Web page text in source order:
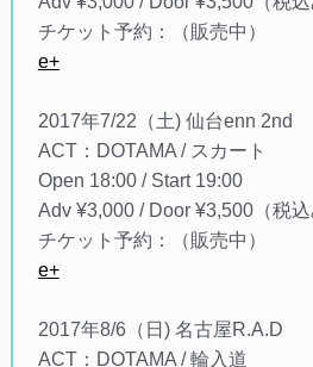
チケット予約：（販売中）
e+
2017年7/22（土) 仙台enn 2nd
ACT：DOTAMA / スカート
Open 18:00 / Start 19:00
Adv ¥3,000 / Door ¥3,500（税込
チケット予約：（販売中）
e+
2017年8/6（日) 名古屋R.A.D
ACT：DOTAMA / 輪入道